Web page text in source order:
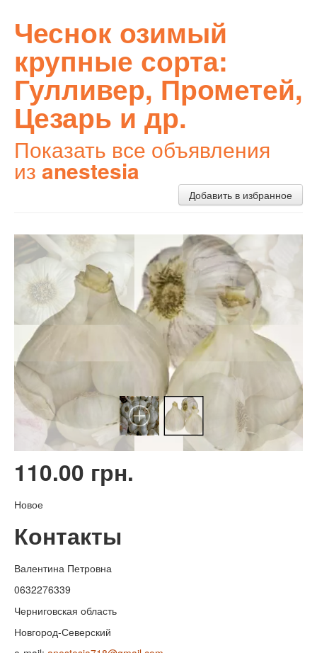
Чеснок озимый
крупные сорта:
Гулливер, Прометей,
Цезарь и др.
Показать все объявления
из anestesia
Добавить в избранное
110.00 грн.
Новое
Контакты
Валентина Петровна
0632276339
Черниговская область
Новгород-Северский